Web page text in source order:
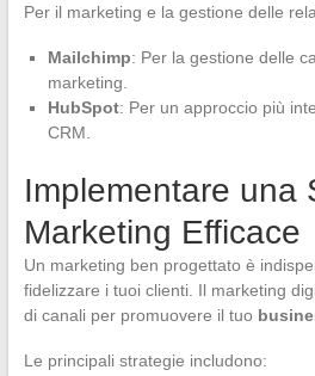
Per il marketing e la gestione delle
Mailchimp: Per la gestione delle
marketing.
HubSpot: Per un approccio più
CRM.
Implementare una
Marketing Efficace
Un marketing ben progettato è
fidelizzare i tuoi clienti. Il marketing
di canali per promuovere il tuo
Le principali strategie includono: